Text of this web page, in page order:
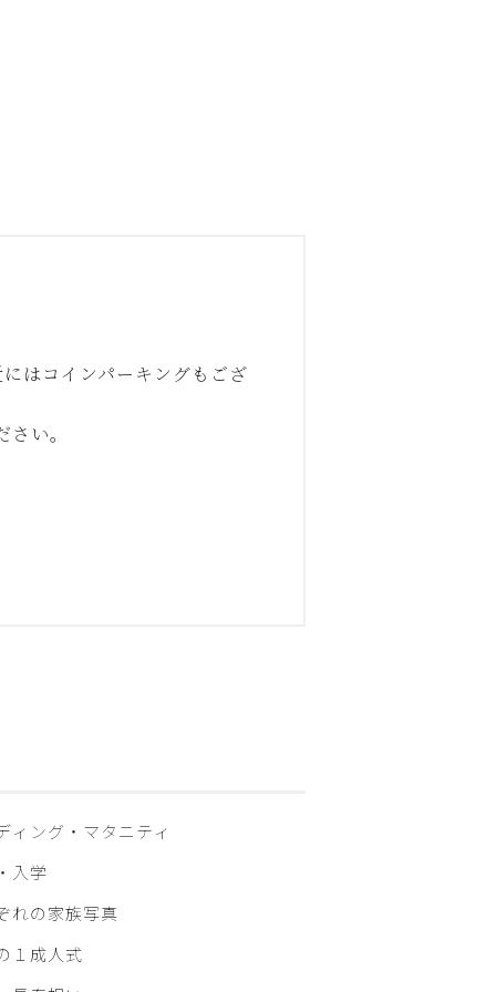
はコインパーキングもござ
い。
ィング・マタニティ
入学
れの家族写真
１成人式